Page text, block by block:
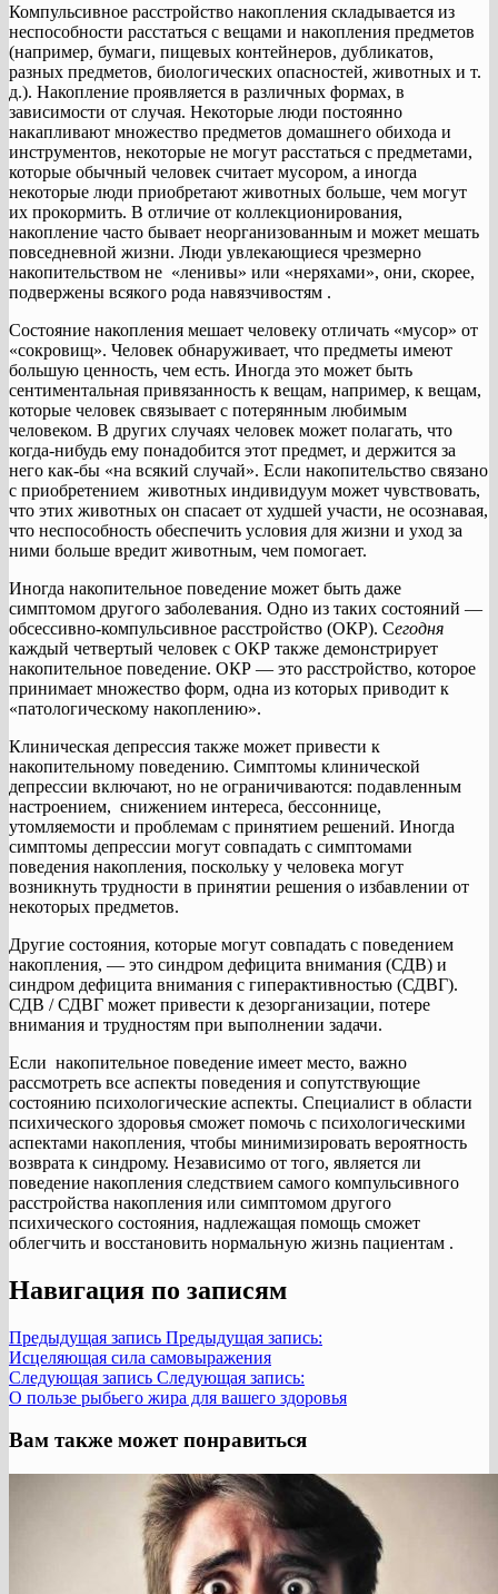
Компульсивное расстройство накопления складывается из
неспособности расстаться с вещами и накопления предметов
(например, бумаги, пищевых контейнеров, дубликатов,
разных предметов, биологических опасностей, животных и т.
д.). Накопление проявляется в различных формах, в
зависимости от случая. Некоторые люди постоянно
накапливают множество предметов домашнего обихода и
инструментов, некоторые не могут расстаться с предметами,
которые обычный человек считает мусором, а иногда
некоторые люди приобретают животных больше, чем могут
их прокормить. В отличие от коллекционирования,
накопление часто бывает неорганизованным и может мешать
повседневной жизни. Люди увлекающиеся чрезмерно
накопительством не «ленивы» или «неряхами», они, скорее,
подвержены всякого рода навязчивостям .
Состояние накопления мешает человеку отличать «мусор» от
«сокровищ». Человек обнаруживает, что предметы имеют
большую ценность, чем есть. Иногда это может быть
сентиментальная привязанность к вещам, например, к вещам,
которые человек связывает с потерянным любимым
человеком. В других случаях человек может полагать, что
когда-нибудь ему понадобится этот предмет, и держится за
него как-бы «на всякий случай». Если накопительство связано
с приобретением животных индивидуум может чувствовать,
что этих животных он спасает от худшей участи, не осознавая,
что неспособность обеспечить условия для жизни и уход за
ними больше вредит животным, чем помогает.
Иногда накопительное поведение может быть даже
симптомом другого заболевания. Одно из таких состояний —
обсессивно-компульсивное расстройство (ОКР). Сегодня
каждый четвертый человек с ОКР также демонстрирует
накопительное поведение. ОКР — это расстройство, которое
принимает множество форм, одна из которых приводит к
«патологическому накоплению».
Клиническая депрессия также может привести к
накопительному поведению. Симптомы клинической
депрессии включают, но не ограничиваются: подавленным
настроением, снижением интереса, бессоннице,
утомляемости и проблемам с принятием решений. Иногда
симптомы депрессии могут совпадать с симптомами
поведения накопления, поскольку у человека могут
возникнуть трудности в принятии решения о избавлении от
некоторых предметов.
Другие состояния, которые могут совпадать с поведением
накопления, — это синдром дефицита внимания (СДВ) и
синдром дефицита внимания с гиперактивностью (СДВГ).
СДВ / СДВГ может привести к дезорганизации, потере
внимания и трудностям при выполнении задачи.
Если накопительное поведение имеет место, важно
рассмотреть все аспекты поведения и сопутствующие
состоянию психологические аспекты. Специалист в области
психического здоровья сможет помочь с психологическими
аспектами накопления, чтобы минимизировать вероятность
возврата к синдрому. Независимо от того, является ли
поведение накопления следствием самого компульсивного
расстройства накопления или симптомом другого
психического состояния, надлежащая помощь сможет
облегчить и восстановить нормальную жизнь пациентам .
Навигация по записям
Предыдущая запись Предыдущая запись:
Исцеляющая сила самовыражения
Следующая запись Следующая запись:
О пользе рыбьего жира для вашего здоровья
Вам также может понравиться